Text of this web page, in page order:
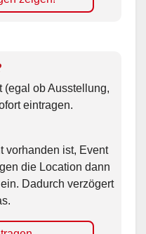
(egal ob Ausstellung,
eintragen.
vorhanden ist, Event
die Location dann
Dadurch verzögert